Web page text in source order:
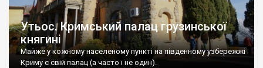
Утьос. Кримський палац грузинської
княгині
Майже у кожному населеному пункті на південному узбережжі
Криму є свій палац (а часто і не один).